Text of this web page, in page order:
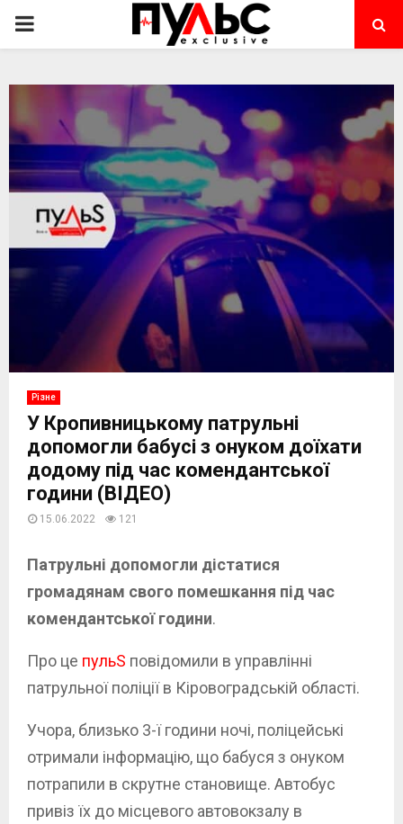
PRIMARY
Різне
У Кропивницькому патрульні
допомогли бабусі з онуком доїхати
додому під час комендантської
години (ВІДЕО)
15.06.2022 121
Патрульні допомогли дістатися
громадянам свого помешкання під час
комендантської години.
Про це пульS повідомили в управлінні
патрульної поліції в Кіровоградській області.
Учора, близько 3-ї години ночі, поліцейські
отримали інформацію, що бабуся з онуком
потрапили в скрутне становище. Автобус
привіз їх до місцевого автовокзалу в